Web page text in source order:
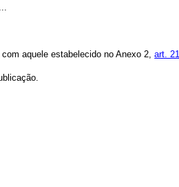
com aquele estabelecido no Anexo 2,art. 21